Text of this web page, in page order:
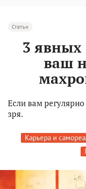
Статьи
3 явных
ваш
Если вам регулярно
зря.
Карьера и